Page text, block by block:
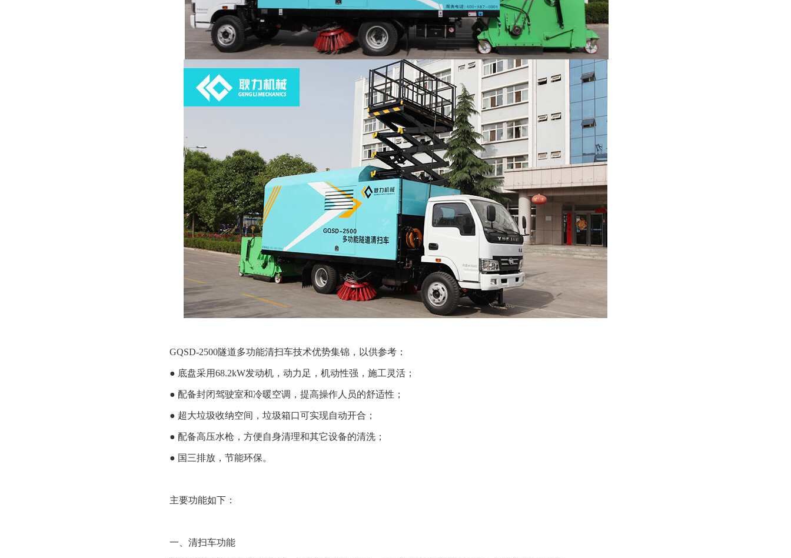
GQSD-2500隧道多功能清扫车技术优势集锦，以供参考：
● 底盘采用68.2kW发动机，动力足，机动性强，施工灵活；
● 配备封闭驾驶室和冷暖空调，提高操作人员的舒适性；
● 超大垃圾收纳空间，垃圾箱口可实现自动开合；
● 配备高压水枪，方便自身清理和其它设备的清洗；
● 国三排放，节能环保。
主要功能如下：
一、清扫车功能